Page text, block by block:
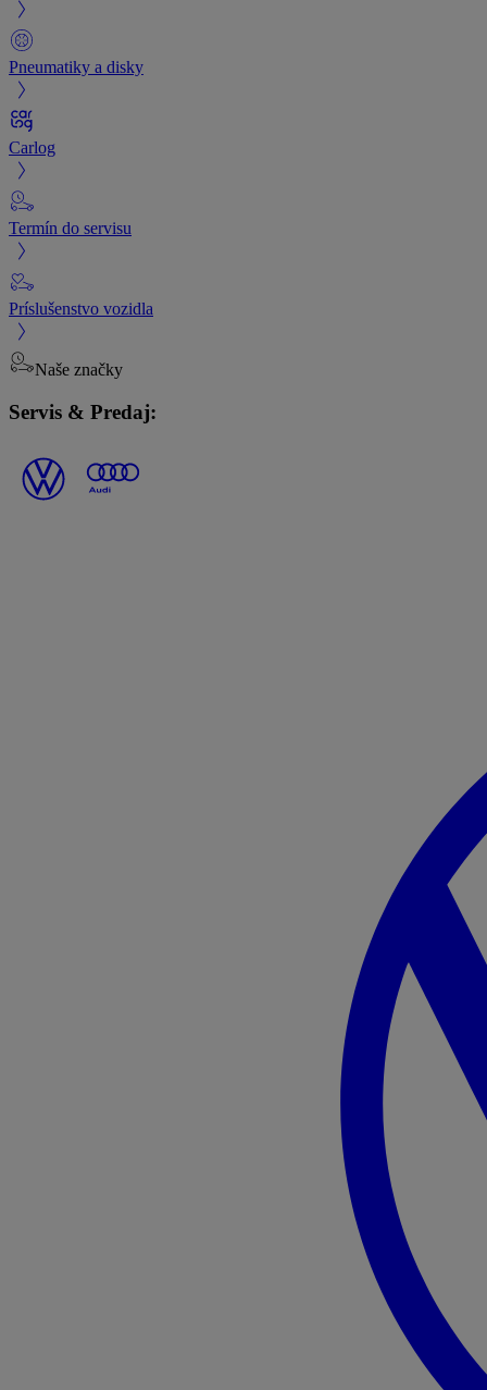
Pneumatiky a disky
Carlog
Termín do servisu
Príslušenstvo vozidla
Naše značky
Servis & Predaj: